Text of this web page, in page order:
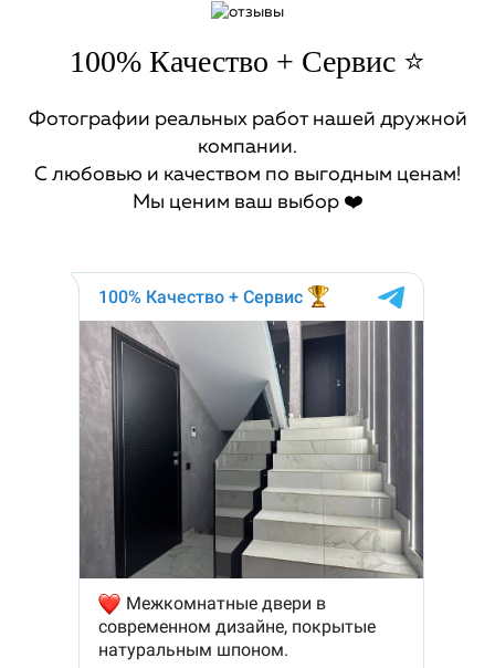
100% Качество + Сервис ⭐️
Фотографии реальных работ нашей дружной
компании.
С любовью и качеством по выгодным ценам!
Мы ценим ваш выбор ❤️